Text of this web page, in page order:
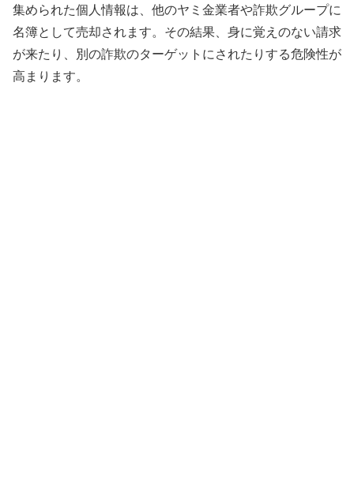
集められた個人情報は、他のヤミ金業者や詐欺グループに
名簿として売却されます。その結果、身に覚えのない請求
が来たり、別の詐欺のターゲットにされたりする危険性が
高まります。